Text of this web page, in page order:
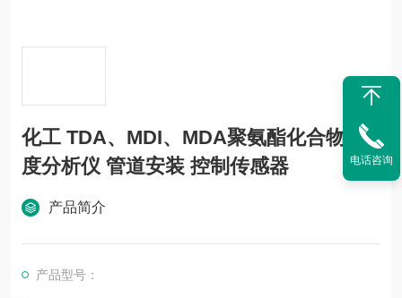
化工 TDA、MDI、MDA聚氨酯化合物浓
度分析仪 管道安装 控制传感器
产品简介
产品型号：
电话咨询